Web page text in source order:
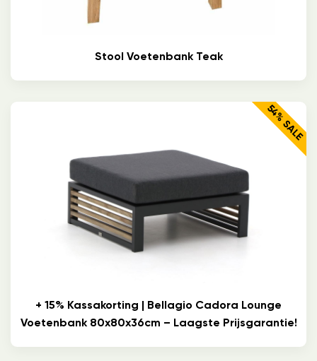
Stool Voetenbank Teak
54% SALE
+ 15% Kassakorting | Bellagio Cadora Lounge
Voetenbank 80x80x36cm – Laagste Prijsgarantie!